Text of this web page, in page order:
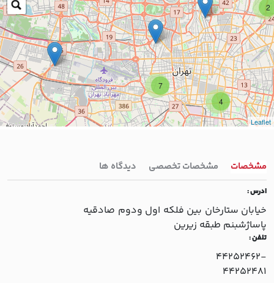
7
2
4
Leaflet
مشخصات مشخصات تخصصی دیدگاه ها
ادرس :
خيابان ستارخان بين فلکه اول ودوم صادقيه
پاساژشبنم طبقه زيرين
تلفن :
44252462-
44252481